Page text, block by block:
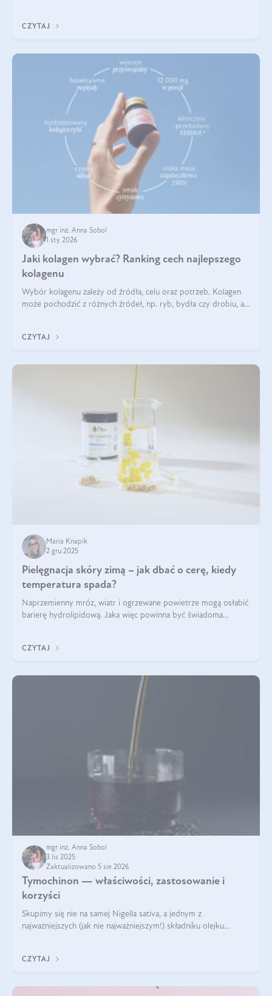
CZYTAJ
mgr inż. Anna Sobol
1 sty 2026
Jaki kolagen wybrać? Ranking cech najlepszego
kolagenu
Wybór kolagenu zależy od źródła, celu oraz potrzeb. Kolagen
może pochodzić z różnych źródeł, np. ryb, bydła czy drobiu, a
bydlęcy.
CZYTAJ
Maria Knapik
2 gru 2025
Pielęgnacja skóry zimą – jak dbać o cerę, kiedy
temperatura spada?
Naprzemienny mróz, wiatr i ogrzewane powietrze mogą osłabić
barierę hydrolipidową. Jaka więc powinna być świadoma
CZYTAJ
mgr inż. Anna Sobol
3 lis 2025
Zaktualizowano 5 sie 2026
Tymochinon — właściwości, zastosowanie i
korzyści
Skupimy się nie na samej Nigella sativa, a jednym z
najważniejszych (jak nie najważniejszym!) składniku olejku
CZYTAJ